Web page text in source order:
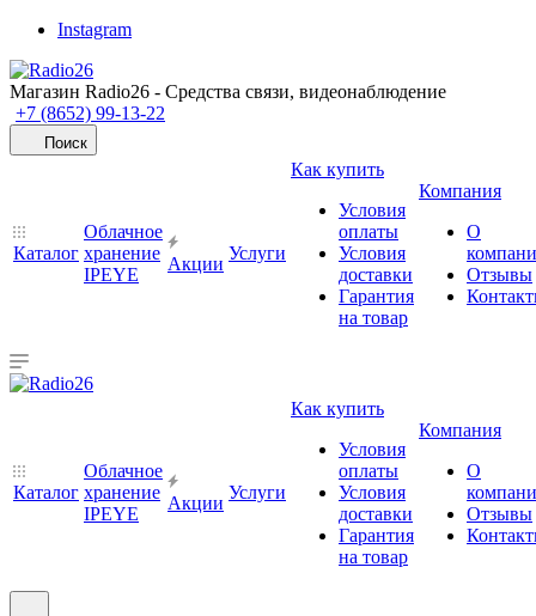
Instagram
Магазин Radio26 - Средства связи, видеонаблюдение
+7 (8652) 99-13-22
Поиск
Каталог
Облачное
хранение
IPEYE
Акции
Услуги
Как купить
Условия
оплаты
Условия
доставки
Гарантия
на товар
Компания
О
Отзывы
Каталог
Облачное
хранение
IPEYE
Акции
Услуги
Как купить
Условия
оплаты
Условия
доставки
Гарантия
на товар
Компания
О
Отзывы